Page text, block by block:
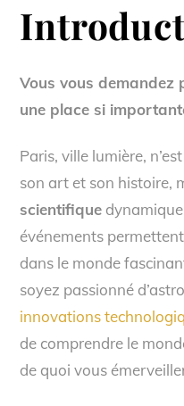
Vous vous demandez
une place si
Paris, ville lumière,
son art et son histoire,
scientifique
événements
dans le monde
soyez passionné
innovations
de comprendre le
de quoi vous